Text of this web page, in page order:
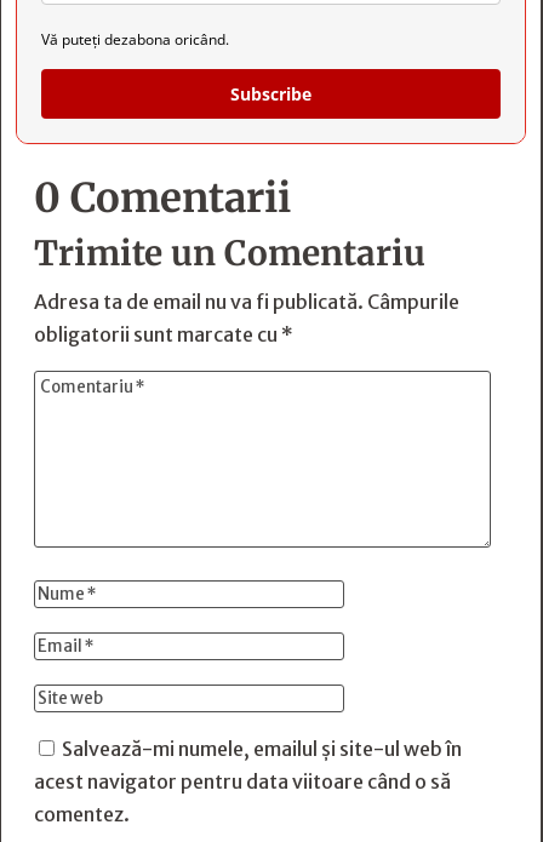
Vă puteți dezabona oricând.
Subscribe
0 Comentarii
Trimite un Comentariu
Adresa ta de email nu va fi publicată. Câmpurile
obligatorii sunt marcate cu *
Salvează-mi numele, emailul și site-ul web în
acest navigator pentru data viitoare când o să
comentez.